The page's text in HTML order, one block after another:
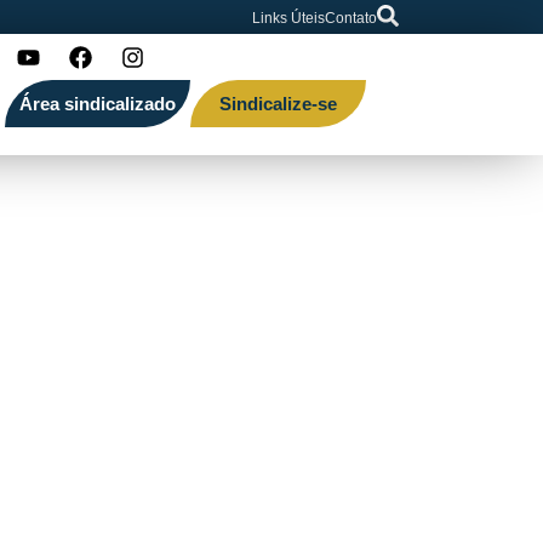
Links ÚteisContato
Área sindicalizado Sindicalize-se